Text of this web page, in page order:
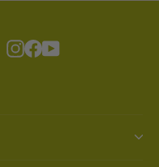
Instagram
Facebook
YouTube